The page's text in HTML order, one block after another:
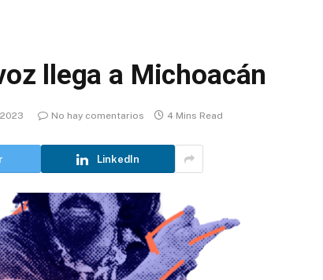
llega a Michoacán
No hay comentarios 4 Mins Read
LinkedIn